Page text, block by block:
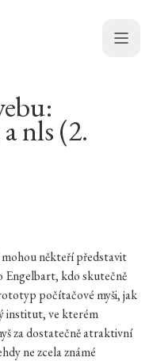
Menu
nls (2.
někteří představit
kdo skutečně
počítačové myši, jak
institut, ve kterém
za dostatečně atraktivní
ne zcela známé